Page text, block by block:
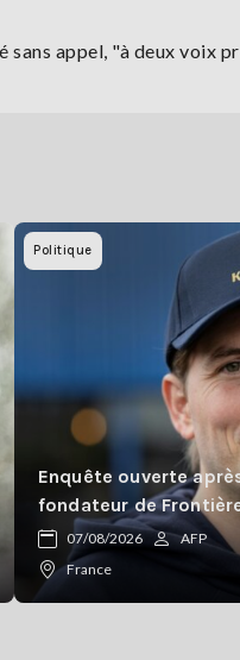
appel, "à deux voix
Politique
Enquête ouverte
fondateur de
07/08/2026
AFP
France